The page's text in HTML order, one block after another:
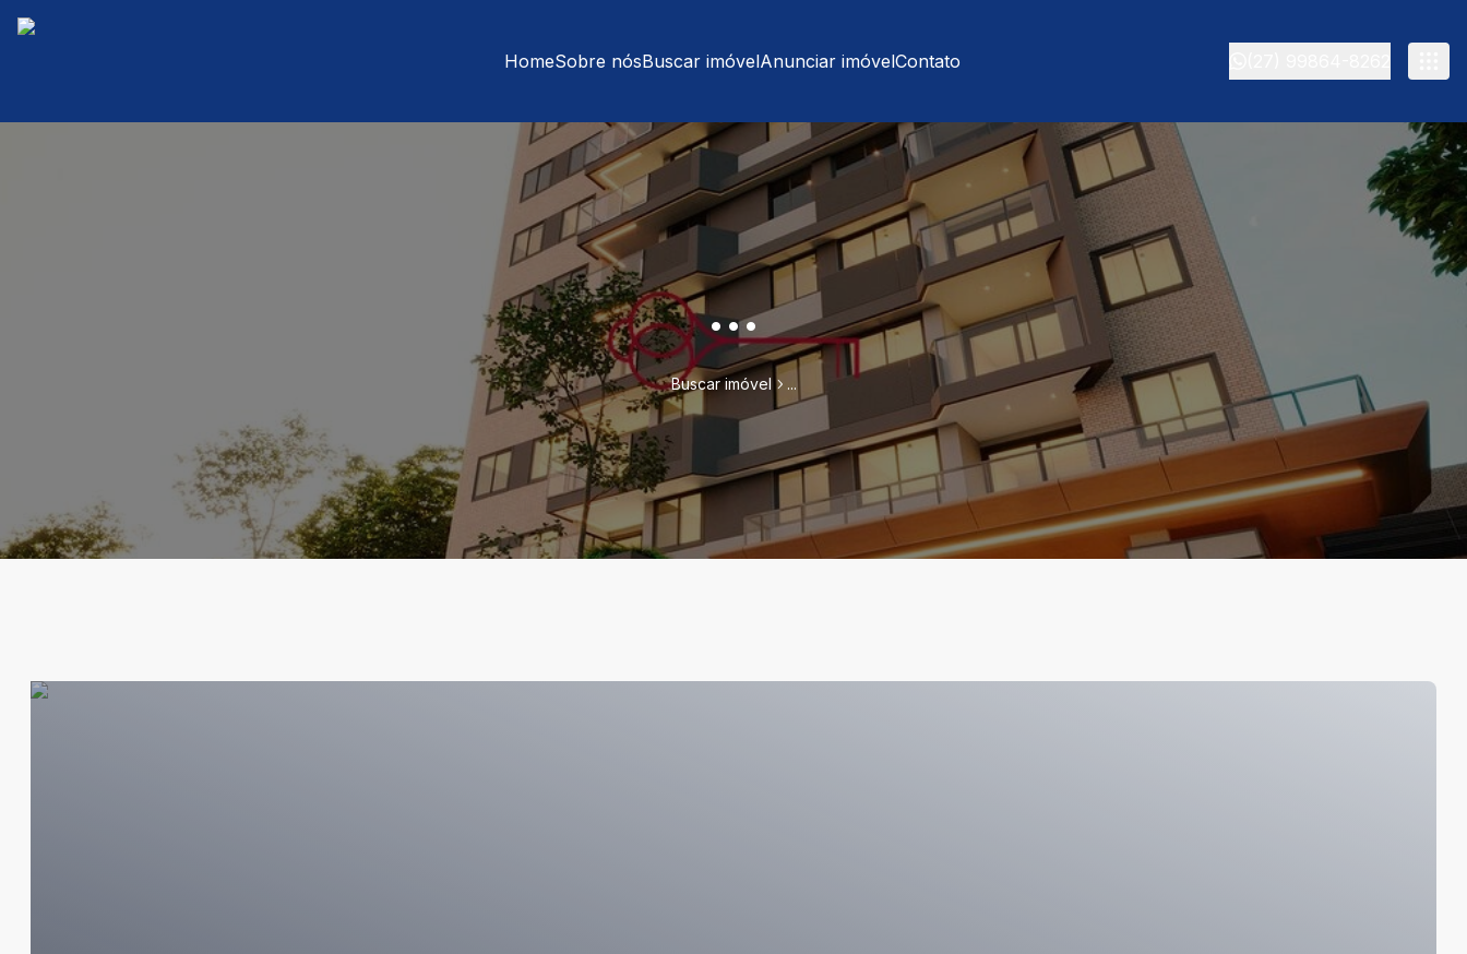
HomeSobre nósBuscar imóvelAnunciar imóvelContato
...
Buscar imóvel ...